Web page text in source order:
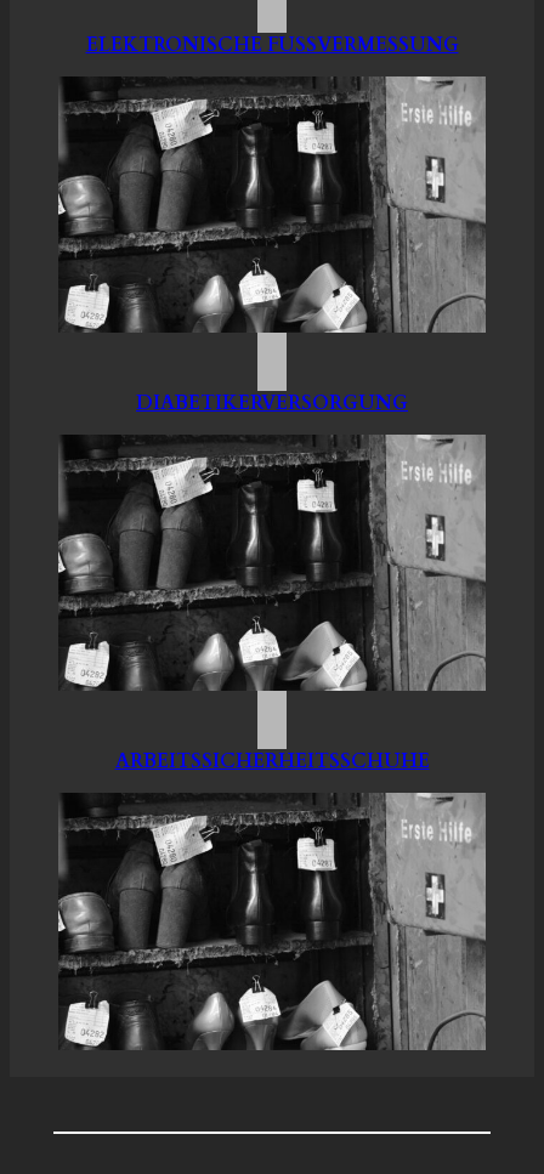
ELEKTRONISCHE FUSSVERMESSUNG
DIABETIKERVERSORGUNG
ARBEITSSICHERHEITSSCHUHE